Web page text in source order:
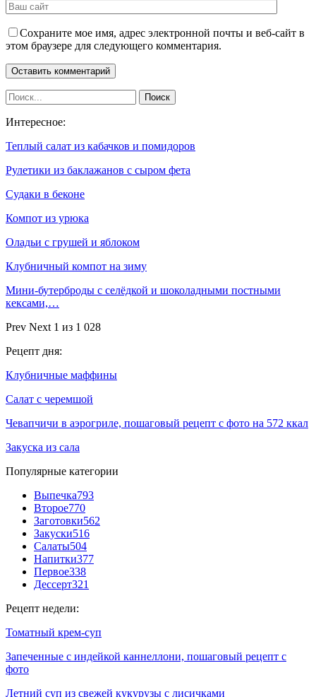
Сохраните мое имя, адрес электронной почты и веб-сайт в
этом браузере для следующего комментария.
Интересное:
Теплый салат из кабачков и помидоров
Рулетики из баклажанов с сыром фета
Судаки в беконе
Компот из урюка
Оладьи с грушей и яблоком
Клубничный компот на зиму
Мини-бутерброды с селёдкой и шоколадными постными
кексами,…
Prev Next 1 из 1 028
Рецепт дня:
Клубничные маффины
Салат с черемшой
Чевапчичи в аэрогриле, пошаговый рецепт с фото на 572 ккал
Закуска из сала
Популярные категории
Выпечка793
Второе770
Заготовки562
Закуски516
Салаты504
Напитки377
Первое338
Дессерт321
Рецепт недели:
Томатный крем-суп
Запеченные с индейкой каннеллони, пошаговый рецепт с
фото
Летний суп из свежей кукурузы с лисичками